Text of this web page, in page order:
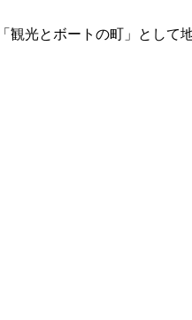
光とボートの町」として